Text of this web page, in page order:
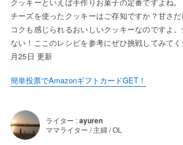
クッキーといえば手作りお菓子の定番ですよね
チーズを使ったクッキーはご存知ですか？甘さ
コクも感じられるおいしいクッキーなのですよ
ない！ここのレシピを参考にぜひ挑戦してみて
月25日 更新
簡単投票でAmazonギフトカードGET！
ライター :ayuren
ママライター / 主婦 / OL